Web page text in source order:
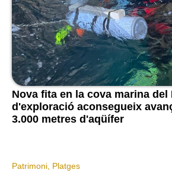
Nova fita en la cova marina
d'exploració aconsegueix
3.000 metres d'aqüífer
Patrimoni Platges